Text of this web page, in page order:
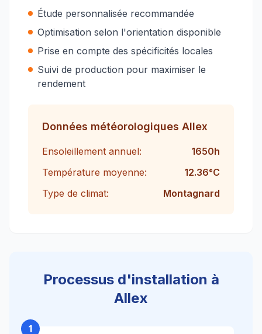
Étude personnalisée recommandée
Optimisation selon l'orientation disponible
Prise en compte des spécificités locales
Suivi de production pour maximiser le
rendement
Données météorologiques Allex
Ensoleillement annuel: 1650h
Température moyenne:
12.36°C
Type de climat:
Montagnard
Processus d'installation à
Allex
1